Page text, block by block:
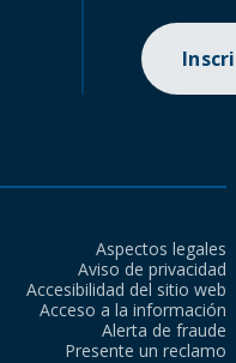
Aspectos legales
Aviso de privacidad
Accesibilidad del sitio web
Acceso a la información
Alerta de fraude
Presente un reclamo